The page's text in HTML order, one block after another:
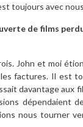
toujours avec
de films
John et moi
factures. Il est
davantage aux
dépendaient
nous tourner